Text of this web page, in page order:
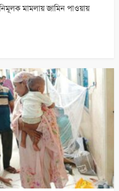
মামলায় জামিন পাওয়ায়